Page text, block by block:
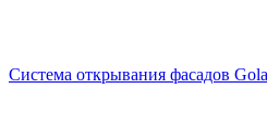
Система открывания фасадов